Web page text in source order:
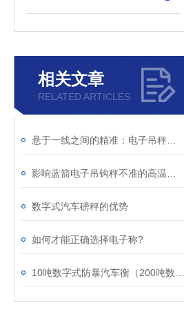
相关文章
RELATED ARTICLES
数字式汽车磅秤的优势
如何才能正确选择电子称?